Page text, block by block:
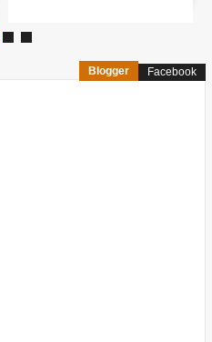
Blogger Facebook